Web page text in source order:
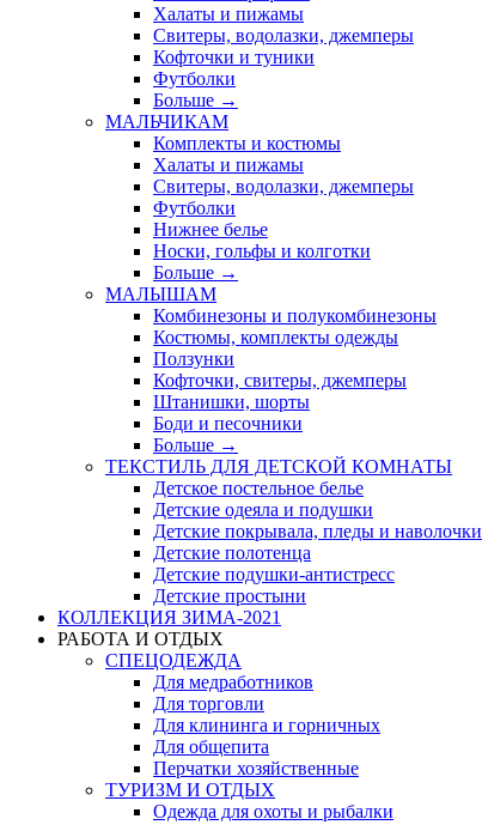
Халаты и пижамы
Свитеры, водолазки, джемперы
Кофточки и туники
Футболки
Больше →
МАЛЬЧИКАМ
Комплекты и костюмы
Халаты и пижамы
Свитеры, водолазки, джемперы
Футболки
Нижнее белье
Носки, гольфы и колготки
Больше →
МАЛЫШАМ
Комбинезоны и полукомбинезоны
Костюмы, комплекты одежды
Ползунки
Кофточки, свитеры, джемперы
Штанишки, шорты
Боди и песочники
Больше →
ТЕКСТИЛЬ ДЛЯ ДЕТСКОЙ КОМНАТЫ
Детское постельное белье
Детские одеяла и подушки
Детские покрывала, пледы и наволочки
Детские полотенца
Детские подушки-антистресс
Детские простыни
КОЛЛЕКЦИЯ ЗИМА-2021
РАБОТА И ОТДЫХ
СПЕЦОДЕЖДА
Для медработников
Для торговли
Для клининга и горничных
Для общепита
Перчатки хозяйственные
ТУРИЗМ И ОТДЫХ
Одежда для охоты и рыбалки